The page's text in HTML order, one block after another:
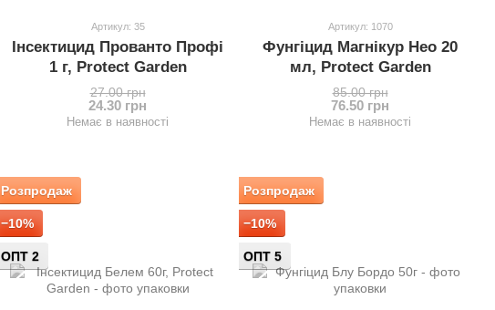
Артикул: 35
Інсектицид Прованто Профі
1 г, Protect Garden
27.00 грн
24.30 грн
Немає в наявності
Артикул: 1070
Фунгіцид Магнікур Нео 20
мл, Protect Garden
85.00 грн
76.50 грн
Немає в наявності
Розпродаж
−10%
ОПТ 2
Розпродаж
−10%
ОПТ 5